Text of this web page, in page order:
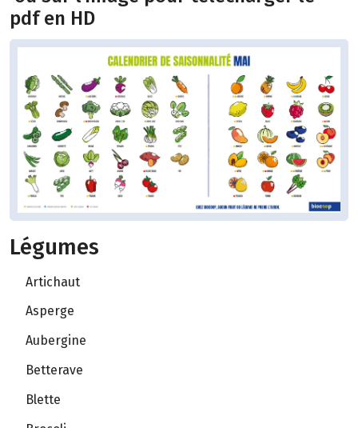
pdf en HD
Légumes
Artichaut
Asperge
Aubergine
Betterave
Blette